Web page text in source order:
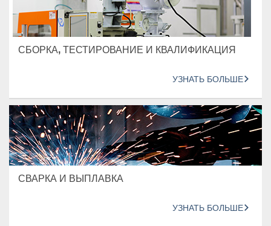
СБОРКА, ТЕСТИРОВАНИЕ И КВАЛИФИКАЦИЯ
УЗНАТЬ БОЛЬШЕ
СВАРКА И ВЫПЛАВКА
УЗНАТЬ БОЛЬШЕ